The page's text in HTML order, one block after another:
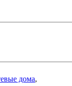
дома,